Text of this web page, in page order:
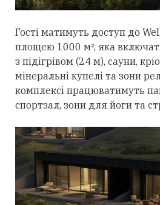
Гості матимуть доступ до
площею 1000 м², яка
з підігрівом (24 м), сауни,
мінеральні купелі та зони
комплексі працюватимуть
спортзал, зони для йоги та